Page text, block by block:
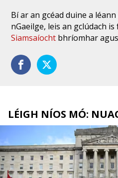
Bí ar an gcéad duine a léann
nGaeilge, leis an gclúdach
Siamsaíocht bhríomhar
LÉIGH NÍOS MÓ: